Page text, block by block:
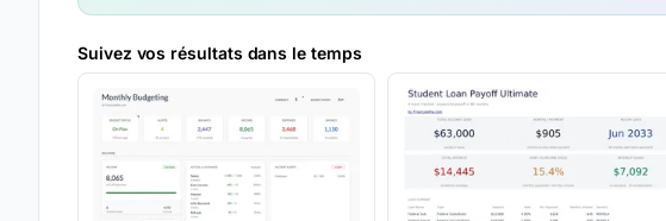
Suivez vos résultats dans le temps